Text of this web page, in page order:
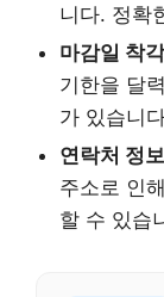
니다. 정확
마감일 착
기한을 달
가 있습니
연락처 정
주소로 인
할 수 있습